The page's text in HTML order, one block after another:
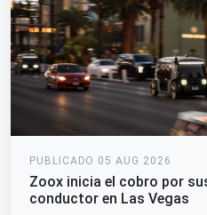
PUBLICADO 05 AUG 2026
Zoox inicia el cobro por
conductor en Las Vegas